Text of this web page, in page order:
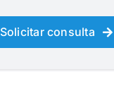
Solicitar consulta